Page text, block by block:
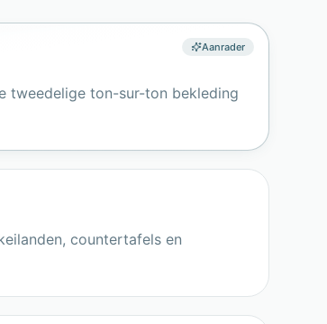
Aanrader
tweedelige ton-sur-ton bekleding
countertafels en